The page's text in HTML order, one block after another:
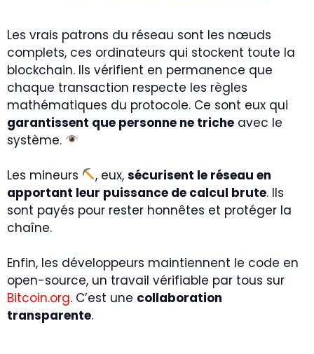
Les vrais patrons du réseau sont les nœuds
complets, ces ordinateurs qui stockent toute la
blockchain. Ils vérifient en permanence que
chaque transaction respecte les règles
mathématiques du protocole. Ce sont eux qui
garantissent que personne ne triche avec le
système.
Les mineurs , eux,sécurisent le réseau en
apportant leur puissance de calcul brute. Ils
sont payés pour rester honnêtes et protéger la
chaîne.
Enfin, les développeurs maintiennent le code en
open-source, un travail vérifiable par tous sur
Bitcoin.org. C’est une collaboration
transparente.